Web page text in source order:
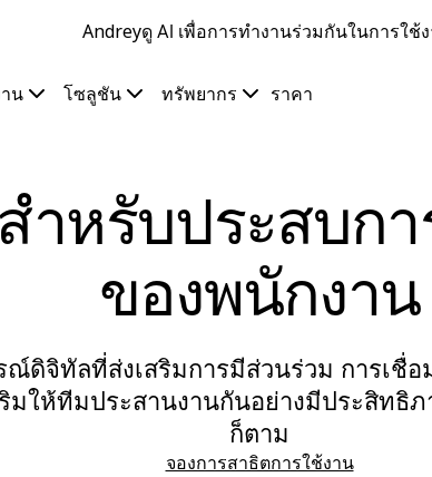
Andreyดู AI เพื่อการทำงานร่วมกันในการใช้
น โซลูชัน ทรัพยากร ราคา
ำหรับประสบก
ของพนักงาน
ณ์ดิจิทัลที่ส่งเสริมการมีส่วนร่วม การเชื่
มให้ทีมประสานงานกันอย่างมีประสิทธิ
ก็ตาม
จองการสาธิตการใช้งาน